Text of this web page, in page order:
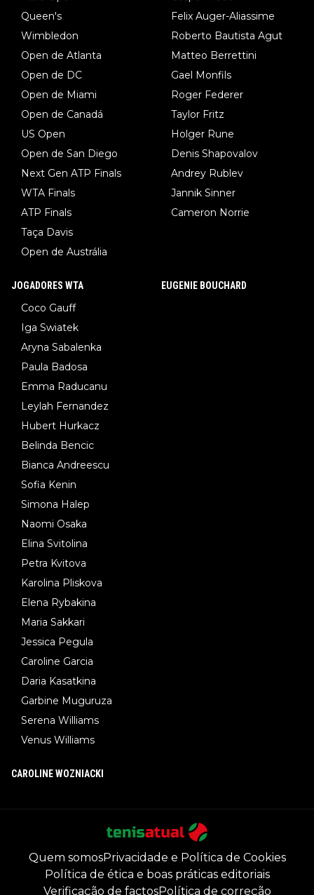
Queen's
Wimbledon
Open de Atlanta
Open de DC
Open de Miami
Open de Canadá
US Open
Open de San Diego
Next Gen ATP Finals
WTA Finals
ATP Finals
Taça Davis
Open de Austrália
Felix Auger-Aliassime
Roberto Bautista Agut
Matteo Berrettini
Gael Monfils
Roger Federer
Taylor Fritz
Holger Rune
Denis Shapovalov
Andrey Rublev
Jannik Sinner
Cameron Norrie
JOGADORES WTA
Coco Gauff
Iga Swiatek
Aryna Sabalenka
Paula Badosa
Emma Raducanu
Leylah Fernandez
Hubert Hurkacz
Belinda Bencic
Bianca Andreescu
Sofia Kenin
Simona Halep
Naomi Osaka
Elina Svitolina
Petra Kvitova
Karolina Pliskova
Elena Rybakina
Maria Sakkari
Jessica Pegula
Caroline Garcia
Daria Kasatkina
Garbine Muguruza
Serena Williams
Venus Williams
EUGENIE BOUCHARD
CAROLINE WOZNIACKI
Quem somosPrivacidade e Política de Cookies
Política de ética e boas práticas editoriais
Verificação de factosPolítica de correção